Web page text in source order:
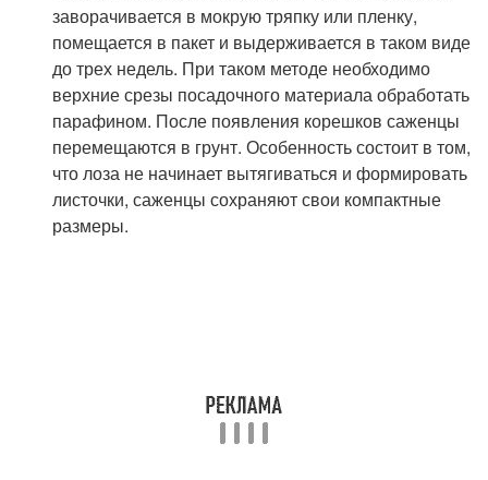
заворачивается в мокрую тряпку или пленку,
помещается в пакет и выдерживается в таком виде
до трех недель. При таком методе необходимо
верхние срезы посадочного материала обработать
парафином. После появления корешков саженцы
перемещаются в грунт. Особенность состоит в том,
что лоза не начинает вытягиваться и формировать
листочки, саженцы сохраняют свои компактные
размеры.